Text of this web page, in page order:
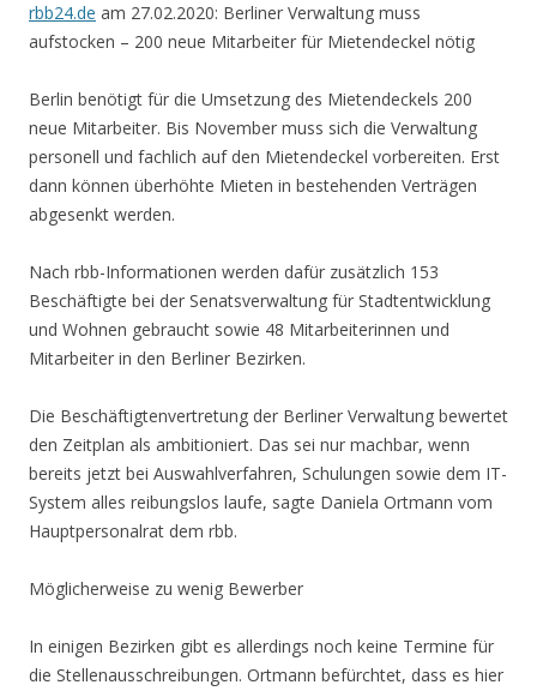
rbb24.de am 27.02.2020: Berliner Verwaltung muss
aufstocken – 200 neue Mitarbeiter für Mietendeckel nötig
Berlin benötigt für die Umsetzung des Mietendeckels 200
neue Mitarbeiter. Bis November muss sich die Verwaltung
personell und fachlich auf den Mietendeckel vorbereiten. Erst
dann können überhöhte Mieten in bestehenden Verträgen
abgesenkt werden.
Nach rbb-Informationen werden dafür zusätzlich 153
Beschäftigte bei der Senatsverwaltung für Stadtentwicklung
und Wohnen gebraucht sowie 48 Mitarbeiterinnen und
Mitarbeiter in den Berliner Bezirken.
Die Beschäftigtenvertretung der Berliner Verwaltung bewertet
den Zeitplan als ambitioniert. Das sei nur machbar, wenn
bereits jetzt bei Auswahlverfahren, Schulungen sowie dem IT-
System alles reibungslos laufe, sagte Daniela Ortmann vom
Hauptpersonalrat dem rbb.
Möglicherweise zu wenig Bewerber
In einigen Bezirken gibt es allerdings noch keine Termine für
die Stellenausschreibungen. Ortmann befürchtet, dass es hier